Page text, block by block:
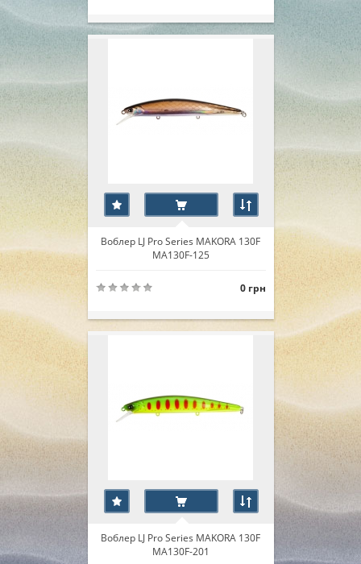
Воблер LJ Pro Series MAKORA 130F
MA130F-125
0 грн
Воблер LJ Pro Series MAKORA 130F
MA130F-201